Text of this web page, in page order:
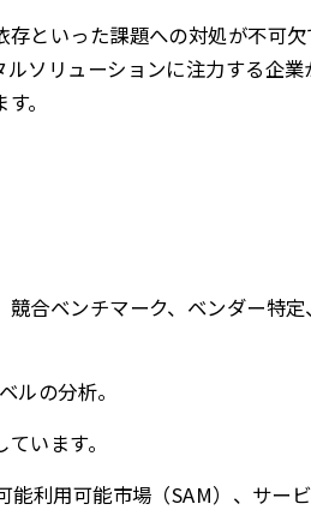
といった課題への対処が不可欠
ソリューションに注力する企業
。
合ベンチマーク、ベンダー特
ルの分析。
います。
利用可能市場（SAM）、サー